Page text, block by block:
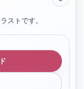
ストです。